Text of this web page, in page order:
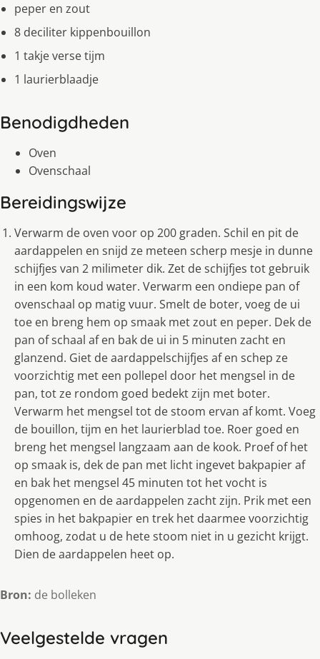
peper en zout
8 deciliter kippenbouillon
1 takje verse tijm
1 laurierblaadje
Benodigdheden
Oven
Ovenschaal
Bereidingswijze
Verwarm de oven voor op 200 graden. Schil en pit de
aardappelen en snijd ze meteen scherp mesje in dunne
schijfjes van 2 milimeter dik. Zet de schijfjes tot gebruik
in een kom koud water. Verwarm een ondiepe pan of
ovenschaal op matig vuur. Smelt de boter, voeg de ui
toe en breng hem op smaak met zout en peper. Dek de
pan of schaal af en bak de ui in 5 minuten zacht en
glanzend. Giet de aardappelschijfjes af en schep ze
voorzichtig met een pollepel door het mengsel in de
pan, tot ze rondom goed bedekt zijn met boter.
Verwarm het mengsel tot de stoom ervan af komt. Voeg
de bouillon, tijm en het laurierblad toe. Roer goed en
breng het mengsel langzaam aan de kook. Proef of het
op smaak is, dek de pan met licht ingevet bakpapier af
en bak het mengsel 45 minuten tot het vocht is
opgenomen en de aardappelen zacht zijn. Prik met een
spies in het bakpapier en trek het daarmee voorzichtig
omhoog, zodat u de hete stoom niet in u gezicht krijgt.
Dien de aardappelen heet op.
Bron: de bolleken
Veelgestelde vragen